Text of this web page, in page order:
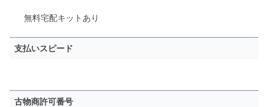
無料宅配キットあり
支払いスピード
古物商許可番号